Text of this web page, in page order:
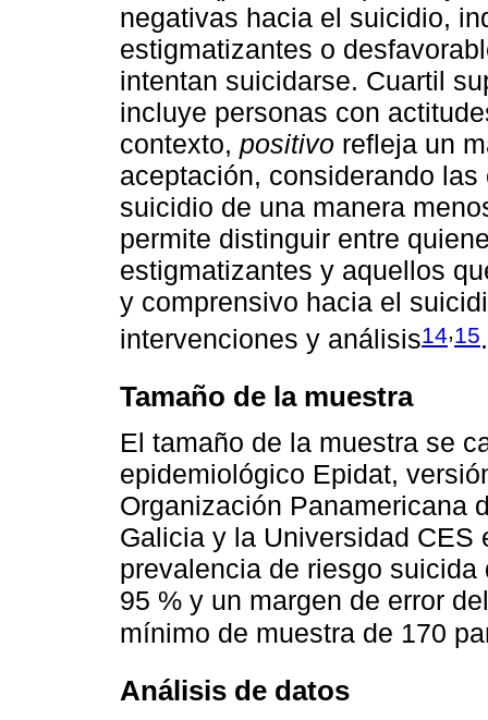
negativas hacia el suicidio,
estigmatizantes o
intentan suicidarse. Cuartil
incluye personas con
contexto, positivo refleja un
aceptación, considerando
suicidio de una manera
permite distinguir entre
estigmatizantes y aquellos
y comprensivo hacia el
intervenciones y análisis14,15.
Tamaño de la muestra
El tamaño de la muestra se
epidemiológico Epidat,
Organización Panamericana
Galicia y la Universidad CES
prevalencia de riesgo
95 % y un margen de error
mínimo de muestra de 170
Análisis de datos